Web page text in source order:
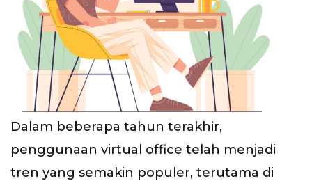
Dalam beberapa tahun terakhir,
penggunaan virtual office telah menjadi
tren yang semakin populer, terutama di